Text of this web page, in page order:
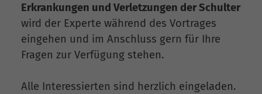
Erkrankungen und Verletzungen der Schulter
wird der Experte während des Vortrages
eingehen und im Anschluss gern für Ihre
Fragen zur Verfügung stehen.
Alle Interessierten sind herzlich eingeladen.